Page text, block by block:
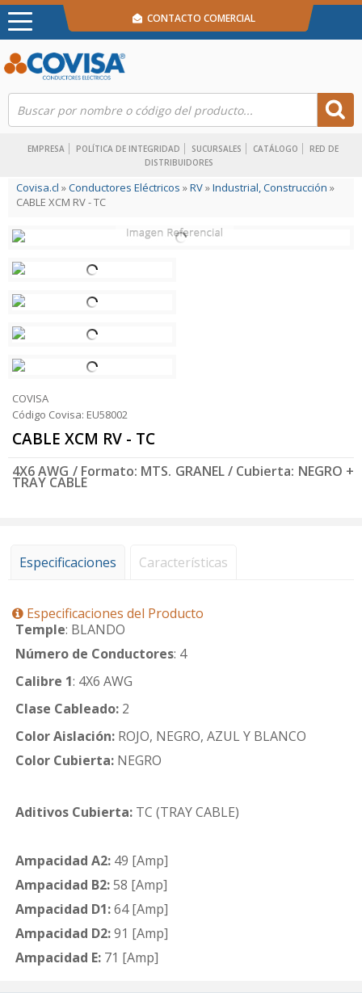
EMPRESA POLÍTICA DE INTEGRIDAD SUCURSALES CATÁLOGO
RED DE
DISTRIBUIDORES
CONTACTO COMERCIAL
Covisa.cl »Conductores Eléctricos »RV»Industrial, Construcción »
CABLE XCM RV - TC
COVISA
Código Covisa: EU58002
CABLE XCM RV - TC
4X6 AWG / Formato: MTS. GRANEL / Cubierta: NEGRO +
TRAY CABLE
Especificaciones Características
Especificaciones del Producto
Temple: BLANDO
Número de Conductores: 4
Calibre 1: 4X6 AWG
Clase Cableado: 2
Color Aislación: ROJO, NEGRO, AZUL Y BLANCO
Color Cubierta: NEGRO
Aditivos Cubierta: TC (TRAY CABLE)
Ampacidad A2: 49 [Amp]
Ampacidad B2:58 [Amp]
Ampacidad D1:64 [Amp]
Ampacidad D2:91 [Amp]
Ampacidad E: 71 [Amp]